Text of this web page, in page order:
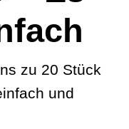
Händler
zu 20 Stück
und